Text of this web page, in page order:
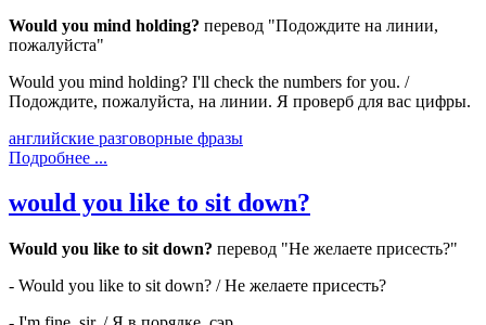
Would you mind holding? перевод "Подождите на линии,
пожалуйста"
Would you mind holding? I'll check the numbers for you. /
Подождите, пожалуйста, на линии. Я проверб для вас цифры.
английские разговорные фразы
Подробнее ...
would you like to sit down?
Would you like to sit down? перевод "Не желаете присесть?"
- Would you like to sit down? / Не желаете присесть?